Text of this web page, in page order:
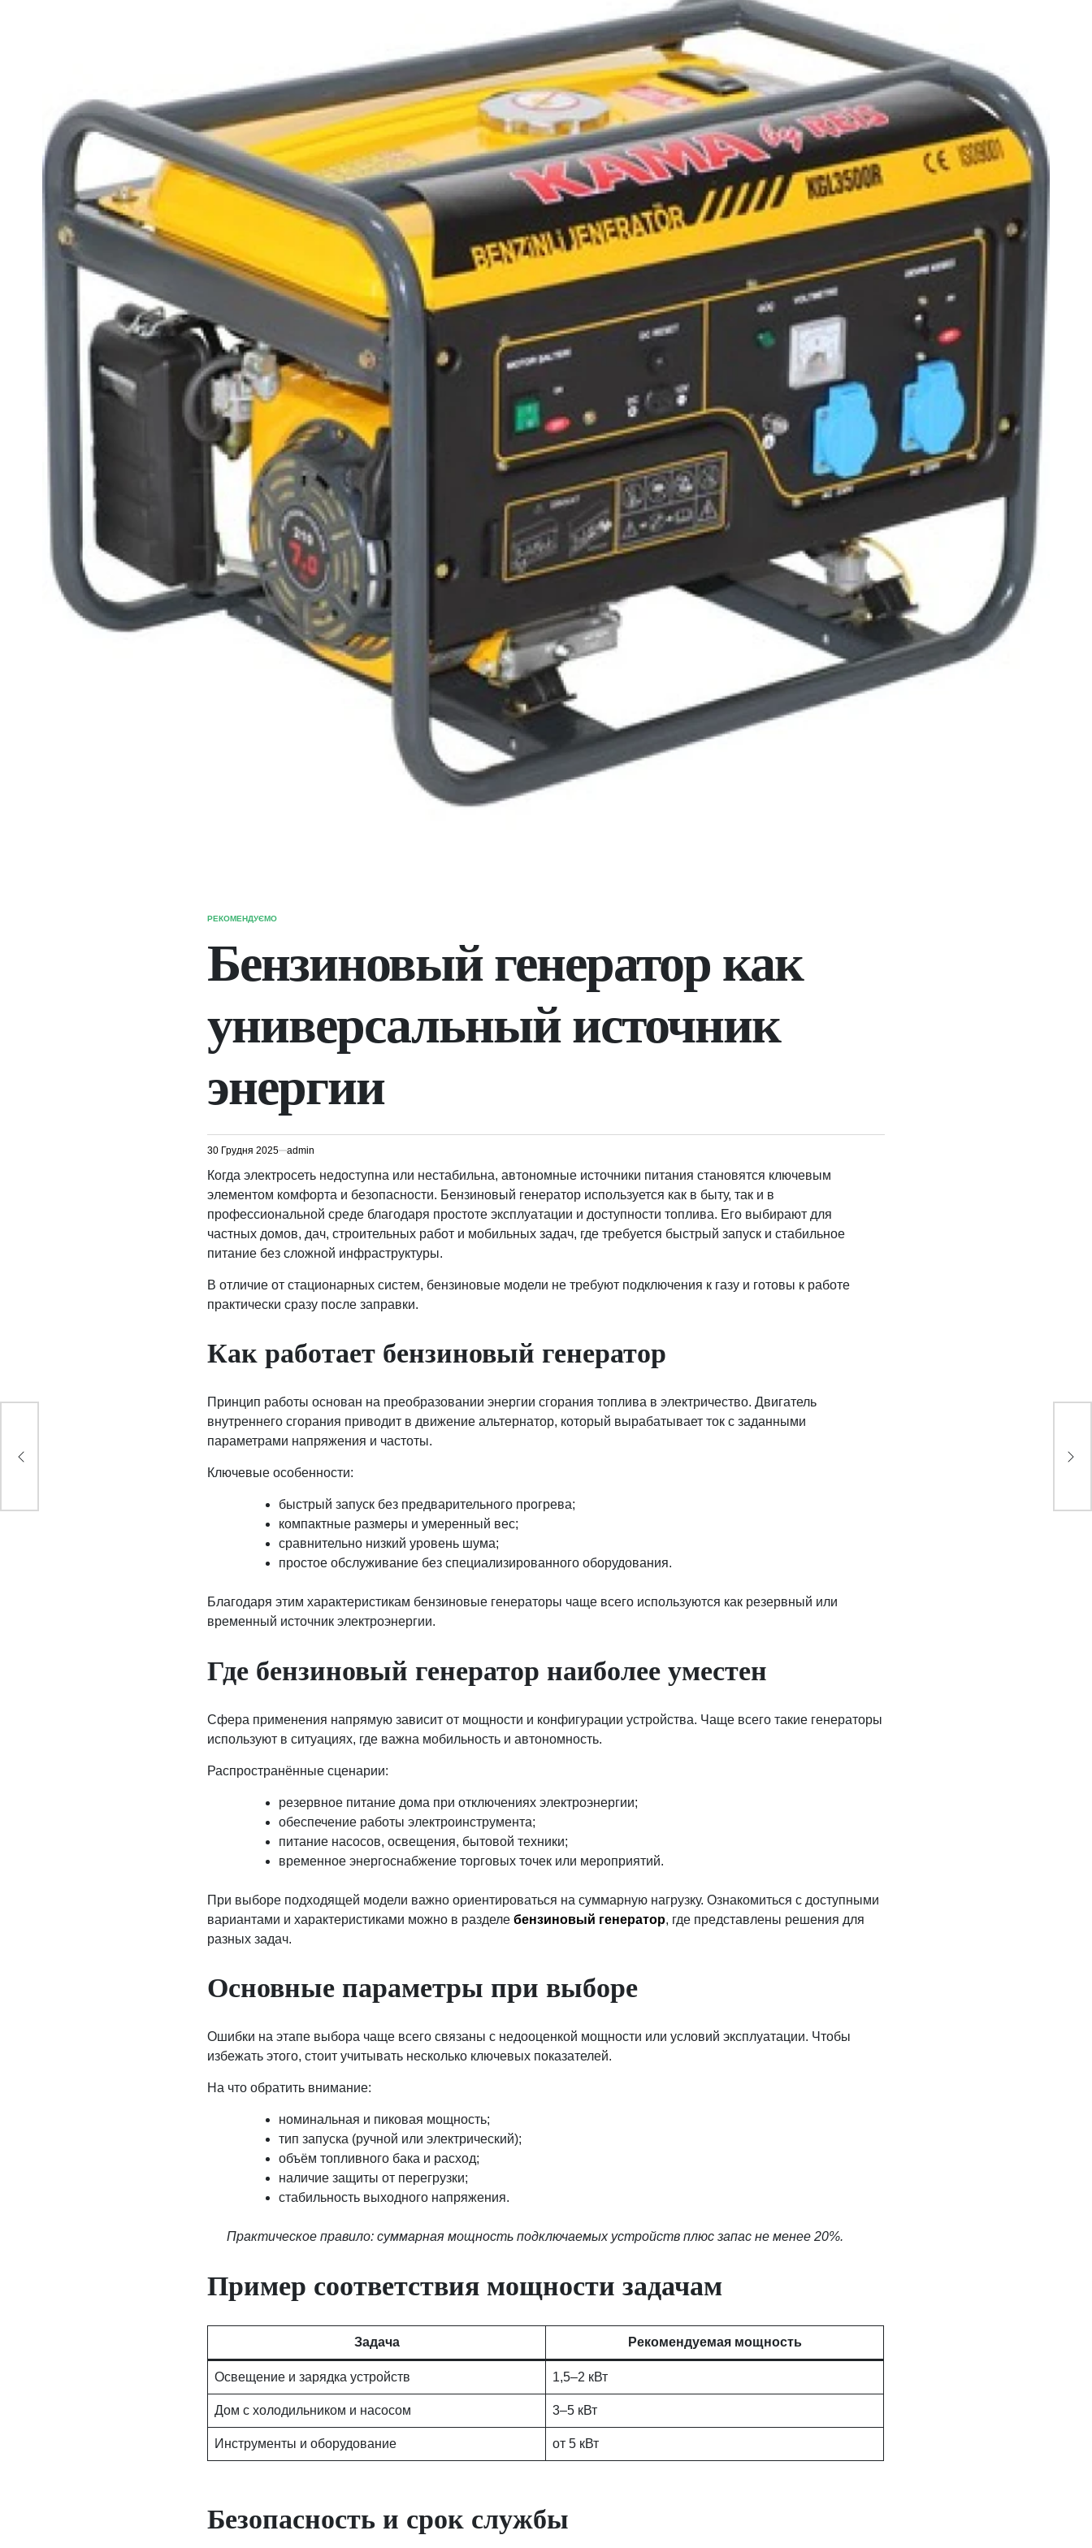
ОПУБЛІКУВАТИ
РЕКОМЕНДУЄМО
Бензиновый генератор как
универсальный источник
энергии
30 Грудня 2025 admin
Когда электросеть недоступна или нестабильна, автономные источники питания становятся ключевым
элементом комфорта и безопасности. Бензиновый генератор используется как в быту, так и в
профессиональной среде благодаря простоте эксплуатации и доступности топлива. Его выбирают для
частных домов, дач, строительных работ и мобильных задач, где требуется быстрый запуск и стабильное
питание без сложной инфраструктуры.
В отличие от стационарных систем, бензиновые модели не требуют подключения к газу и готовы к работе
практически сразу после заправки.
Как работает бензиновый генератор
Принцип работы основан на преобразовании энергии сгорания топлива в электричество. Двигатель
внутреннего сгорания приводит в движение альтернатор, который вырабатывает ток с заданными
параметрами напряжения и частоты.
Ключевые особенности:
быстрый запуск без предварительного прогрева;
компактные размеры и умеренный вес;
сравнительно низкий уровень шума;
простое обслуживание без специализированного оборудования.
Благодаря этим характеристикам бензиновые генераторы чаще всего используются как резервный или
временный источник электроэнергии.
Где бензиновый генератор наиболее уместен
Сфера применения напрямую зависит от мощности и конфигурации устройства. Чаще всего такие генераторы
используют в ситуациях, где важна мобильность и автономность.
Распространённые сценарии:
резервное питание дома при отключениях электроэнергии;
обеспечение работы электроинструмента;
питание насосов, освещения, бытовой техники;
временное энергоснабжение торговых точек или мероприятий.
При выборе подходящей модели важно ориентироваться на суммарную нагрузку. Ознакомиться с доступными
вариантами и характеристиками можно в разделебензиновый генератор, где представлены решения для
разных задач.
Основные параметры при выборе
Ошибки на этапе выбора чаще всего связаны с недооценкой мощности или условий эксплуатации. Чтобы
избежать этого, стоит учитывать несколько ключевых показателей.
На что обратить внимание:
номинальная и пиковая мощность;
тип запуска (ручной или электрический);
объём топливного бака и расход;
наличие защиты от перегрузки;
стабильность выходного напряжения.
Практическое правило: суммарная мощность подключаемых устройств плюс запас не менее 20%.
Пример соответствия мощности задачам
Задача Рекомендуемая мощность
Освещение и зарядка устройств 1,5–2 кВт
Дом с холодильником и насосом 3–5 кВт
Инструменты и оборудование от 5 кВт
Безопасность и срок службы